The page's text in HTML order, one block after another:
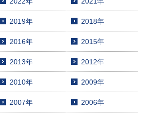
2019年 2018年
2016年 2015年
2013年 2012年
2010年 2009年
2007年 2006年